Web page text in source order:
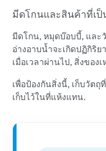
มีดโกนและสินค้าที่เป็
มีดโกน, หมุดบ๊อบบี้, และ
อ่างอาบน้ำจะเกิดปฏิกิริ
เมื่อเวลาผ่านไป, สิ่งขอ
เพื่อป้องกันสิ่งนี้, เก็บวัต
เก็บไว้ในที่แห้งแทน.